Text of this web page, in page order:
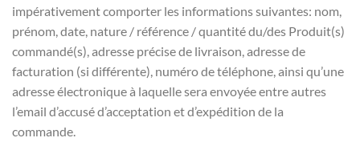
impérativement comporter les informations suivantes: nom,
prénom, date, nature / référence / quantité du/des Produit(s)
commandé(s), adresse précise de livraison, adresse de
facturation (si différente), numéro de téléphone, ainsi qu’une
adresse électronique à laquelle sera envoyée entre autres
l’email d’accusé d’acceptation et d’expédition de la
commande.